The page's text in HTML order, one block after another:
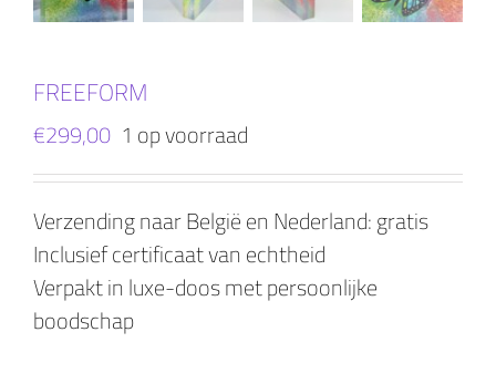
FREEFORM
€299,00 1 op voorraad
Verzending naar België en Nederland: gratis
Inclusief certificaat van echtheid
Verpakt in luxe-doos met persoonlijke
boodschap